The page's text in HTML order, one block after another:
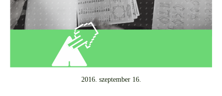
2016. szeptember 16.